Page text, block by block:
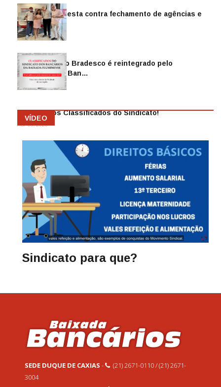
Sindicato protesta contra fechamento de agências e
as demiss…
Mai 13, 2026
Funcionário do Bradesco é reintegrado pelo
Sindicato dos Ban…
Abr 08, 2026
Anuncie nos Classificados do Sindicato!
Abr 08, 2026
VÍDEO
Sindicato para que?
SEDE DUQUE DE CAXIAS -
(21) 2671-0110 / (21) 2671-
3004